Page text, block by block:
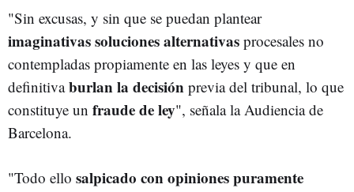
"Sin excusas, y sin que se puedan plantear
imaginativas soluciones alternativas procesales no
contempladas propiamente en las leyes y que en
definitivaburlan la decisión previa del tribunal, lo que
constituye un fraude de ley", señala la Audiencia de
Barcelona.
"Todo ello salpicado con opiniones puramente